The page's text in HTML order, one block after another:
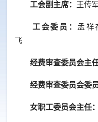
工会副主席： 王
工会委员： 孟祥
飞
经费审查委员会主任
经费审查委员会委员
女职工委员会主任：